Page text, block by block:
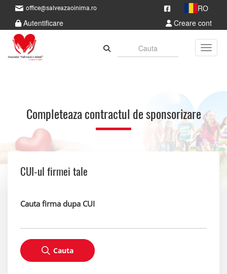
office@salveazaoinima.ro
RO
Autentificare
Creare cont
Completeaza contractul de sponsorizare
CUI-ul firmei tale
Cauta firma dupa CUI
Cauta